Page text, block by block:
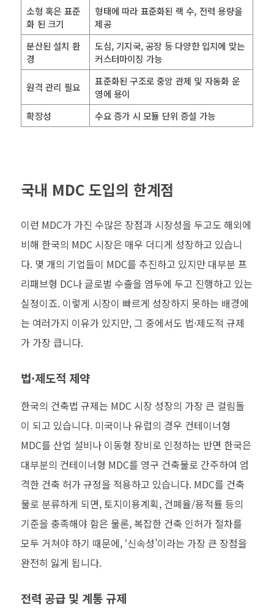
소형 혹은 표준
화 된 크기
형태에 따라 표준화된 랙 수, 전력 용량을
제공
분산된 설치 환
경
도심, 기지국, 공장 등 다양한 입지에 맞는
커스터마이징 가능
원격 관리 필요
표준화된 구조로 중앙 관제 및 자동화 운
영에 용이
확장성
수요 증가 시 모듈 단위 증설 가능
국내 MDC 도입의 한계점
이런 MDC가 가진 수많은 장점과 시장성을 두고도 해외에
비해 한국의 MDC 시장은 매우 더디게 성장하고 있습니
다. 몇 개의 기업들이 MDC를 추진하고 있지만 대부분 프
리패브형 DC나 글로벌 수출을 염두에 두고 진행하고 있는
실정이죠. 이렇게 시장이 빠르게 성장하지 못하는 배경에
는 여러가지 이유가 있지만, 그 중에서도 법·제도적 규제
가 가장 큽니다.
법·제도적 제약
한국의 건축법 규제는 MDC 시장 성장의 가장 큰 걸림돌
이 되고 있습니다. 미국이나 유럽의 경우 컨테이너형
MDC를 산업 설비나 이동형 장비로 인정하는 반면 한국은
대부분의 컨테이너형 MDC를 영구 건축물로 간주하여 엄
격한 건축 허가 규정을 적용하고 있습니다. MDC를 건축
물로 분류하게 되면, 토지이용계획, 건폐율/용적률 등의
기준을 충족해야 함은 물론, 복잡한 건축 인허가 절차를
모두 거쳐야 하기 때문에, ‘신속성’이라는 가장 큰 장점을
완전히 잃게 됩니다.
전력 공급 및 계통 규제